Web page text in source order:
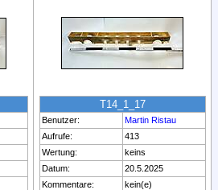
T14_1_17
Benutzer:
Martin Ristau
Aufrufe:
413
Wertung:
keins
Datum:
20.5.2025
Kommentare:
kein(e)